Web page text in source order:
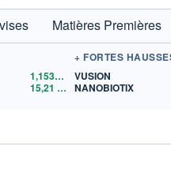
Matières Premières
1,1532$US
15,21
+ FORTES
VUSION
NANOBIOTIX